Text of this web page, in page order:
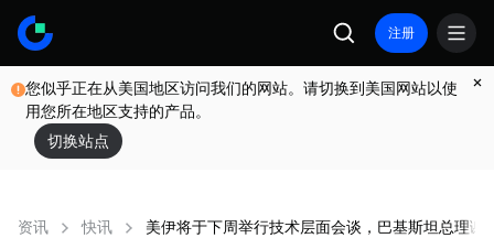
注册
您似乎正在从美国地区访问我们的网站。请切换到美国网站以使
用您所在地区支持的产品。
切换站点
资讯 快讯 美伊将于下周举行技术层面会谈，巴基斯坦总理谢